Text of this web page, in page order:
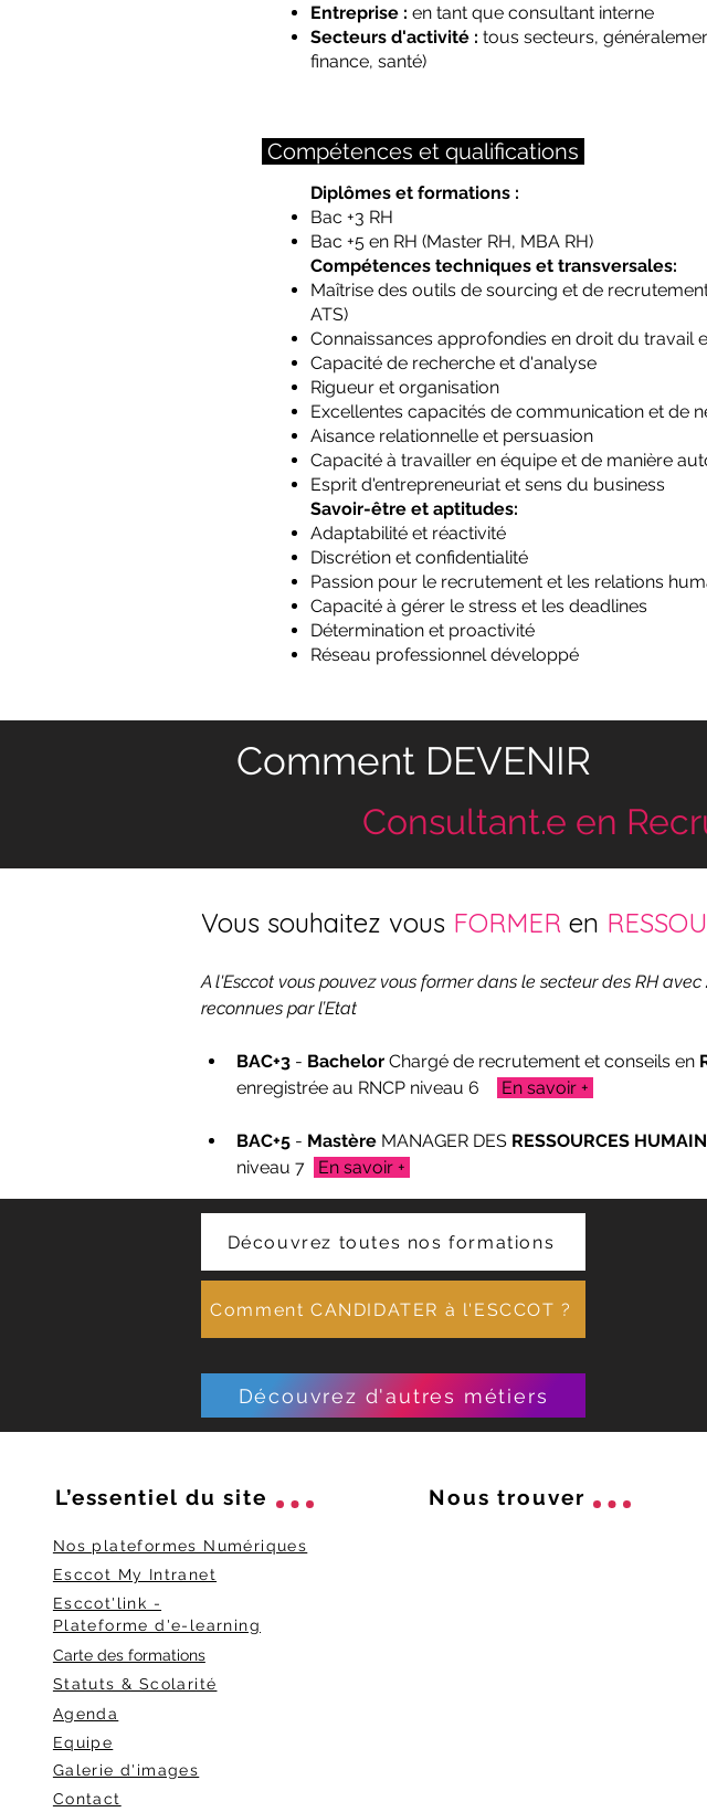
Entreprise : en tant que consultant interne
Secteurs d'activité : tous secteurs,
finance, santé)
Compétences et qualifications
Diplômes et formations :
Bac +3 RH
Bac +5 en RH (Master RH, MBA RH)
Compétences techniques et transversales:
Maîtrise des outils de sourcing et de
ATS)
Connaissances approfondies en droit du travail
Capacité de recherche et d'analyse
Rigueur et organisation
Excellentes capacités de communication et de
Aisance relationnelle et persuasion
Capacité à travailler en équipe et de manière
Esprit d'entrepreneuriat et sens du business
Savoir-être et aptitudes:
Adaptabilité et réactivité
Discrétion et confidentialité
Passion pour le recrutement et les relations
Capacité à gérer le stress et les deadlines
Détermination et proactivité
Réseau professionnel développé
Comment DEVENIR
Consultant.e en
Vous souhaitez vous FORMER en
A l'Esccot vous pouvez vous former dans le secteur des RH
reconnues par l’Etat
BAC+3 - Bachelor Chargé de recrutement et conseils en
enregistrée au RNCP niveau 6 En savoir +
BAC+5 - Mastère MANAGER DES RESSOURCES
niveau 7
En savoir +
Découvrez toutes nos formations
Comment CANDIDATER à l'ESCCOT ?
Découvrez d'autres métiers
L’essentiel dusite
Nos plateformes Numériques
Esccot My Intranet
Esccot'link -
Plateforme d'e-learning
Carte des formations
Statuts & Scolarité
Agenda
Equipe
Galerie d'images
Contact
Nous trouver